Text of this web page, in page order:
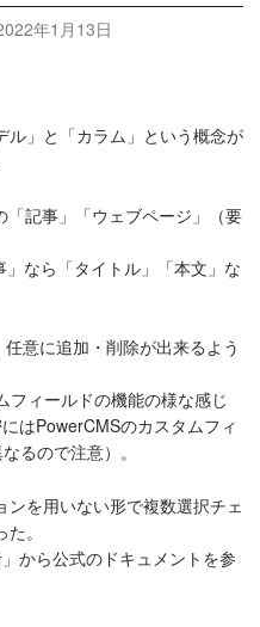
年1月13日
ル」と「カラム」という概念が
「記事」「ウェブページ」（要
」なら「タイトル」「本文」な
意に追加・削除が出来るよう
フィールドの機能の様な感じ
はPowerCMSのカスタムフィ
るので注意）。
を用いない形で複数選択チェ
。
から公式のドキュメントを参